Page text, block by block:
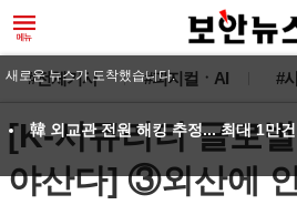
#전체기사 #피지컬ㆍAI #
[K-시큐리티 글로
야산다] ③외산에